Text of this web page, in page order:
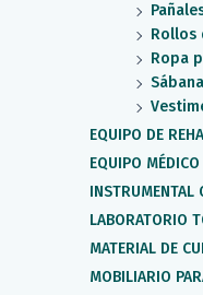
Rollos
Ropa
EQUIPO DE
EQUIPO
INSTRUMENTAL
LABORATORIO
MATERIAL DE
MOBILIARIO